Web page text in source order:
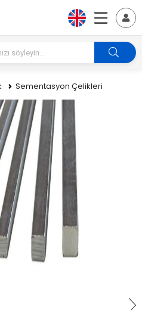
Sementasyon Çelikleri